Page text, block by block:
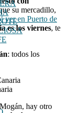
su mercadillo,
ver en Puerto de
es los viernes, te
: todos los
hay otro